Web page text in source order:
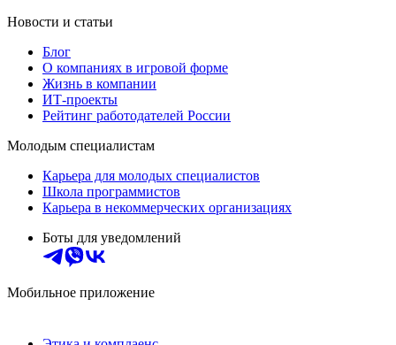
Новости и статьи
Блог
О компаниях в игровой форме
Жизнь в компании
ИТ-проекты
Рейтинг работодателей России
Молодым специалистам
Карьера для молодых специалистов
Школа программистов
Карьера в некоммерческих организациях
Боты для уведомлений
Мобильное приложение